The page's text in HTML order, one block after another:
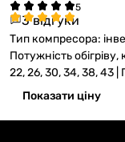
3 відгуки
Тип компресора:
Потужність
22, 26, 30, 34, 38, 43
Показати ціну